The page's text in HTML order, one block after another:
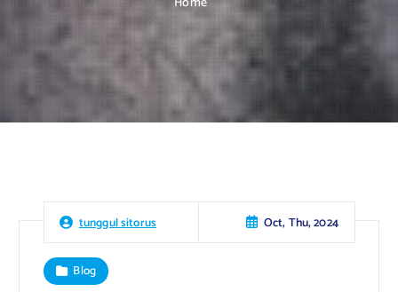
tunggul sitorus Oct, Thu, 2024
Blog